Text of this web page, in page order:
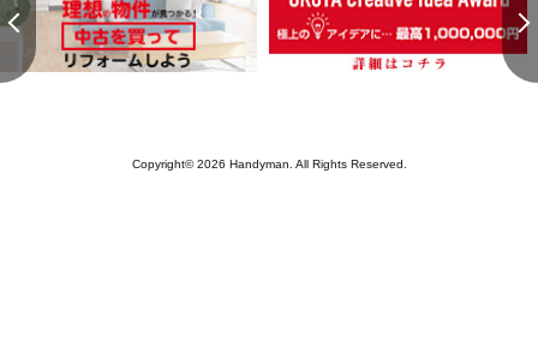
Copyright© 2026 Handyman. All Rights Reserved.